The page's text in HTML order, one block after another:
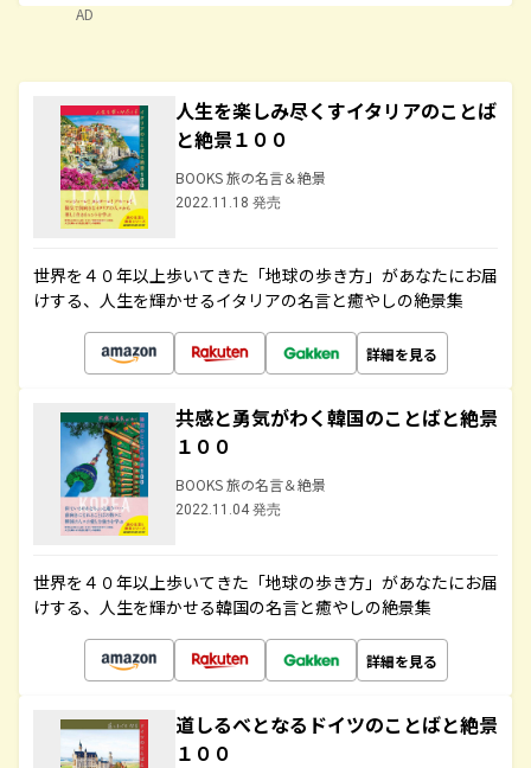
AD
人生を楽しみ尽くすイタリアのことば
と絶景１００
BOOKS 旅の名言＆絶景
2022.11.18 発売
世界を４０年以上歩いてきた「地球の歩き方」があなたにお届
けする、人生を輝かせるイタリアの名言と癒やしの絶景集
詳細を見る
共感と勇気がわく韓国のことばと絶景
１００
BOOKS 旅の名言＆絶景
2022.11.04 発売
世界を４０年以上歩いてきた「地球の歩き方」があなたにお届
けする、人生を輝かせる韓国の名言と癒やしの絶景集
詳細を見る
道しるべとなるドイツのことばと絶景
１００